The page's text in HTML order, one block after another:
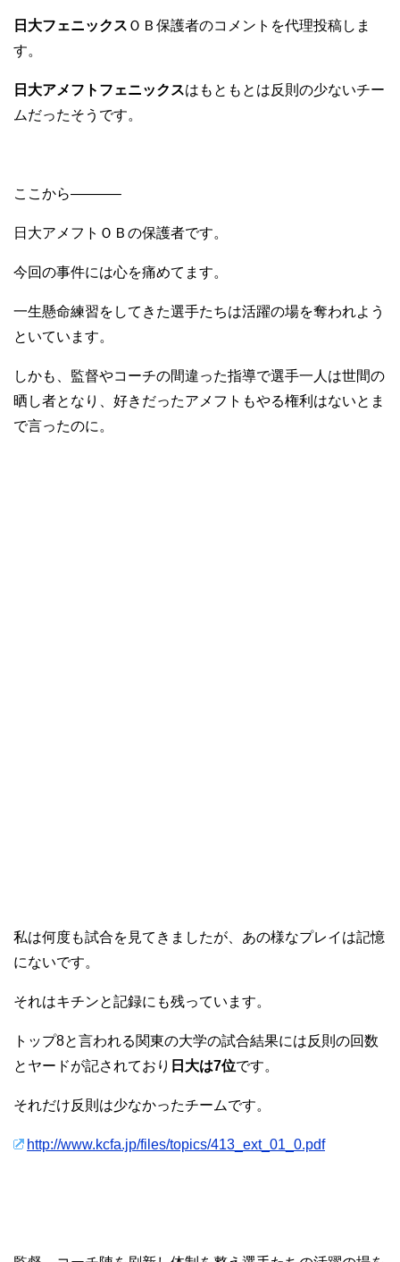
日大フェニックス ＯＢ保護者のコメントを代理投稿しま
す。
日大アメフトフェニックスはもともとは反則の少ないチー
ムだったそうです。
ここから———–
日大アメフトＯＢの保護者です。
今回の事件には心を痛めてます。
一生懸命練習をしてきた選手たちは活躍の場を奪われよう
といています。
しかも、監督やコーチの間違った指導で選手一人は世間の
晒し者となり、好きだったアメフトもやる権利はないとま
で言ったのに。
私は何度も試合を見てきましたが、あの様なプレイは記憶
にないです。
それはキチンと記録にも残っています。
トップ8と言われる関東の大学の試合結果には反則の回数
とヤードが記されており 日大は7位です。
それだけ反則は少なかったチームです。
http://www.kcfa.jp/files/topics/413_ext_01_0.pdf